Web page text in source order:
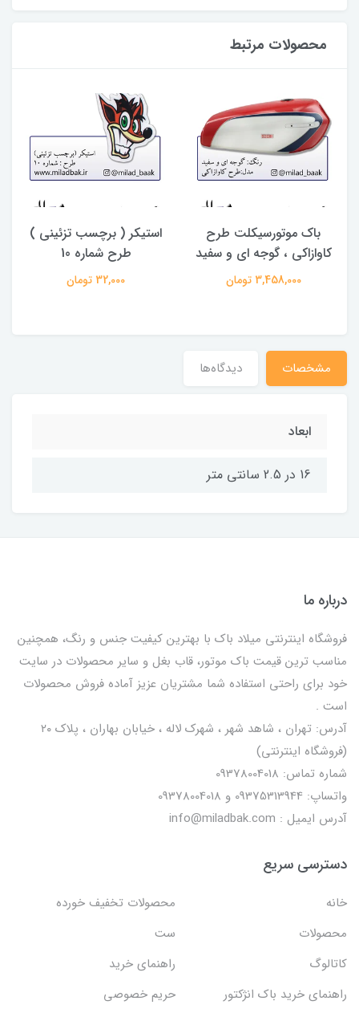
محصولات مرتبط
باک موتورسیکلت طرح
کاوازاکی ، گوجه ای و سفید
3,458,000 تومان
استیکر ( برچسب تزئینی )
طرح شماره 10
32,000 تومان
مشخصات دیدگاه‌ها
ابعاد
16 در 2.5 سانتی متر
درباره ما
فروشگاه اینترنتی میلاد باک با بهترین کیفیت جنس و رنگ، همچنین
مناسب ترین قیمت باک موتور، قاب بغل و سایر محصولات در سایت
خود برای راحتی استفاده شما مشتریان عزیز آماده فروش محصولات
است .
آدرس: تهران ، شاهد شهر ، شهرک لاله ، خیابان بهاران ، پلاک ۲۰
(فروشگاه اینترنتی)
شماره تماس: 09378004018
واتساپ: 09375313944 و 09378004018
آدرس ایمیل : info@miladbak.com
دسترسی سریع
خانه
محصولات تخفیف خورده
محصولات
ست
کاتالوگ
راهنمای خرید
راهنمای خرید باک انژکتور
حریم خصوصی